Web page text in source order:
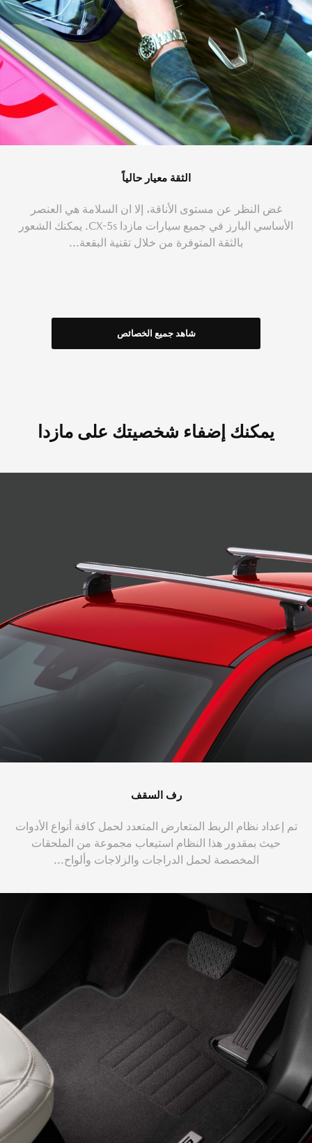
الثقة معيار حالياً
غض النظر عن مستوى الأناقة، إلا ان السلامة هي العنصر
الأساسي البارز في جميع سيارات مازدا CX-5s. يمكنك الشعور
بالثقة المتوفرة من خلال تقنية البقعة...
شاهد جميع الخصائص
يمكنك إضفاء شخصيتك على مازدا
رف السقف
تم إعداد نظام الربط المتعارض المتعدد لحمل كافة أنواع الأدوات
حيث بمقدور هذا النظام استيعاب مجموعة من الملحقات
المخصصة لحمل الدراجات والزلاجات وألواح...